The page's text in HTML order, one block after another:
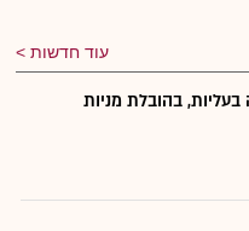
עוד חדשות
בהובלת מניות